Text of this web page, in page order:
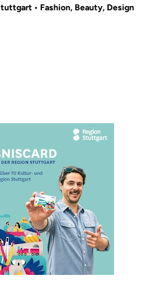
• Fashion, Beauty, Design